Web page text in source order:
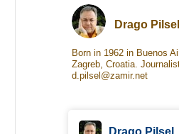
Drago Pilsel
Born in 1962 in Buenos
Zagreb, Croatia.
d.pilsel@zamir.net
Drago Pilsel